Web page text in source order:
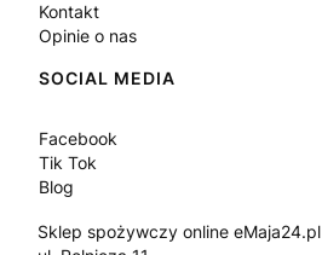
Kontakt
Opinie o nas
SOCIAL MEDIA
Facebook
Tik Tok
Blog
Sklep spożywczy online eMaja24.pl